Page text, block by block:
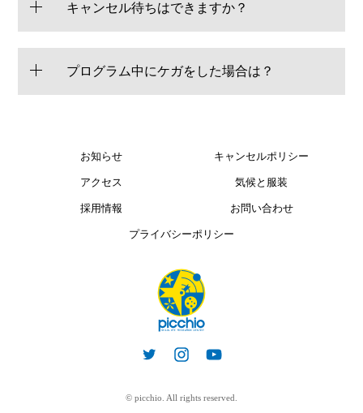
キャンセル待ちはできますか？
プログラム中にケガをした場合は？
お知らせ キャンセルポリシー
アクセス 気候と服装
採用情報 お問い合わせ
プライバシーポリシー
© picchio. All rights reserved.